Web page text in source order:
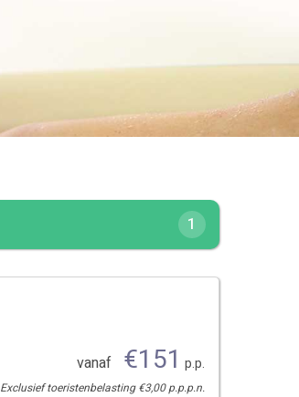
1
vanaf €151 p.p.
Exclusief toeristenbelasting €3,00 p.p.p.n.